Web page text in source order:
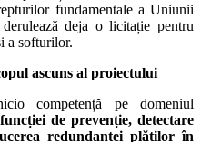
fundamentale a Uniunii
deja o licitație pentru
a softurilor.
ascuns al proiectului
competență pe domeniul
de prevenție, detectare
redundanței plăților în